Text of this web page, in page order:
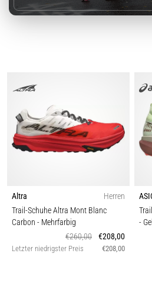
Altra
Herren
Trail-Schuhe Altra Mont Blanc
Carbon - Mehrfarbig
€260,00
€208,00
Letzter niedrigster Preis €208,00
-